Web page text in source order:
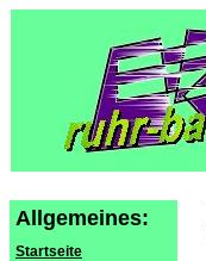
Allgemeines:
Startseite